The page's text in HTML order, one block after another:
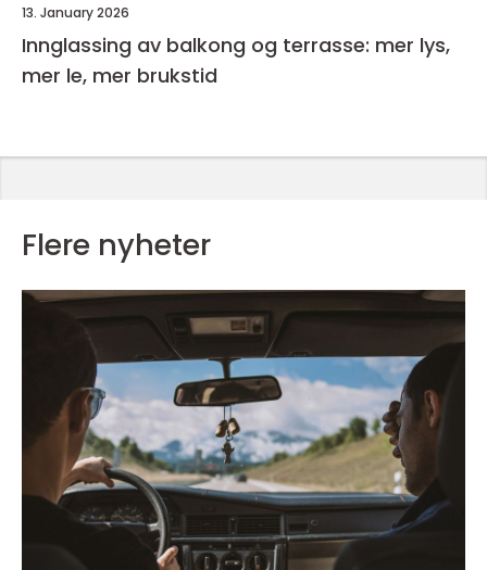
13. January 2026
Innglassing av balkong og terrasse: mer lys,
mer le, mer brukstid
Flere nyheter